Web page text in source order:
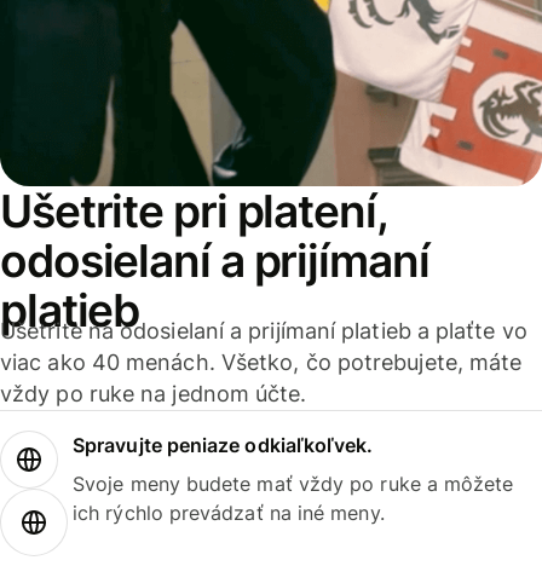
Ušetrite pri platení,
odosielaní a prijímaní
platieb
Ušetrite na odosielaní a prijímaní platieb a plaťte vo
viac ako 40 menách. Všetko, čo potrebujete, máte
vždy po ruke na jednom účte.
Spravujte peniaze odkiaľkoľvek.
Svoje meny budete mať vždy po ruke a môžete
ich rýchlo prevádzať na iné meny.